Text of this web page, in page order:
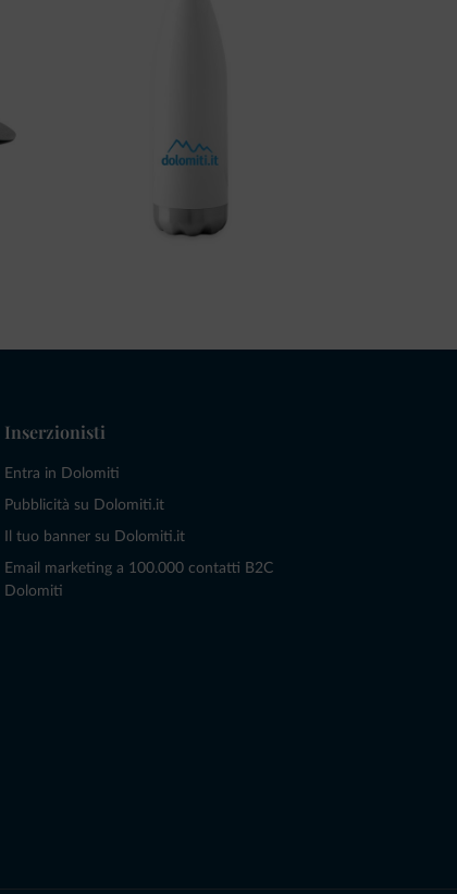
Inserzionisti
Entra in Dolomiti
Pubblicità su Dolomiti.it
Il tuo banner su Dolomiti.it
Email marketing a 100.000 contatti B2C
Dolomiti